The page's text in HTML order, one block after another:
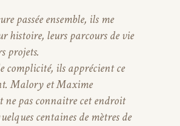
passée ensemble, ils me
histoire, leurs parcours de vie
projets.
complicité, ils apprécient ce
Malory et Maxime
ne pas connaitre cet endroit
centaines de mètres de